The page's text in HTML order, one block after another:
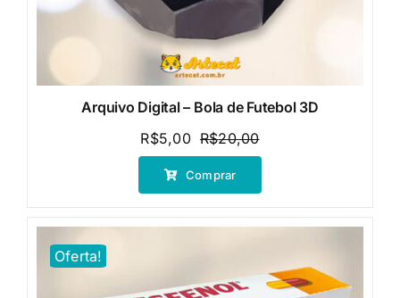
Arquivo Digital – Bola de Futebol 3D
R$20,00O
preço
era:
R$5,00
O
preço
é:
Comprar
Oferta!